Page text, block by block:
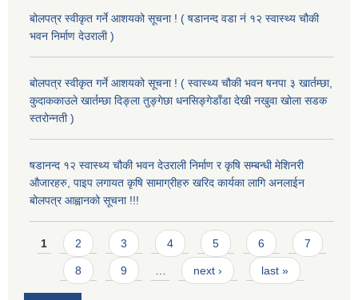
बोलपत्र स्वीकृत गर्ने आशयको सूचना ! ( षडानन्द वडा नं १२ स्वास्थ्य चौकी
भवन निर्माण देउराली )
बोलपत्र स्वीकृत गर्ने आशयको सूचना ! ( स्वास्थ्य चौकी भवन षनपा ३ खार्तम्छा,
कुदाककाउले खार्तम्छा दिङ्ला तुङ्गेछा धनसिङ्गेडाँडा देखी नखुवा खोला सडक
स्तरोन्नती )
षडानन्द १२ स्वास्थ्य चौकी भवन देउराली निर्माण र कृषि सम्बन्धी मेशिनरी
औजारहरु, पाइप लगायत कृषि सामाग्रीहरु खरिद कार्यका लागि अनलाईन
बोलपत्र आह्वानको सूचना !!!
Pages
1 2 3 4 5 6 7
8 9 … next › last »